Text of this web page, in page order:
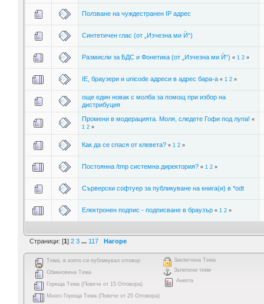
Ползване на чуждестранeн IP адрес
Синтетичен глас (от „Изчезна ми Ѝ“)
Размисли за БДС и Фонетика (от „Изчезна ми Ѝ“) « 1 2»
IE, браузери и unicode адреси в адрес бара-а « 1 2»
още един новак с молба за помощ при избор на
дистрибуция
Промени в модерацията. Моля, следете Гофи под лупа! «
1 2»
Как да се спася от клевета? « 1 2»
Постоянна /tmp системна директория? « 1 2»
Сърверски софтуер за публикуване на книга(и) в *odt
Електронен подпис - подписване в браузър « 1 2»
Страници: [1] 2 3 ... 117 Нагоре
Тема, в която си публикувал отговор
Обикновена Тема
Гореща Тема (Повече от 15 Отговора)
Много Гореща Тема (Повече от 25 Отговора)
Заключена Тема
Залепени теми
Анкета